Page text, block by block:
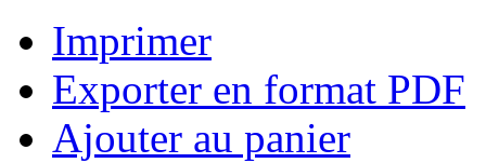
Imprimer
Exporter en format PDF
Ajouter au panier